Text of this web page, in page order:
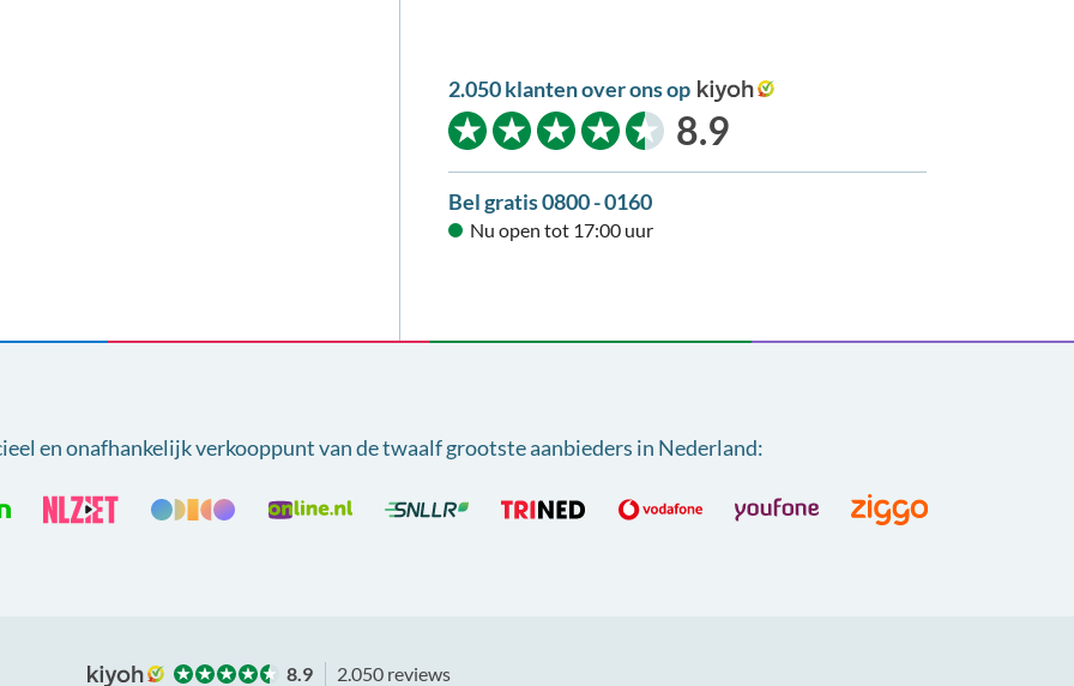
2.050 klanten over ons op
kiyoh
8.9
Bel gratis 0800 - 0160
Nu open tot 17:00 uur
en onafhankelijk verkooppunt vande twaalf grootste aanbieders in Nederland:
8.9 2.050 reviews